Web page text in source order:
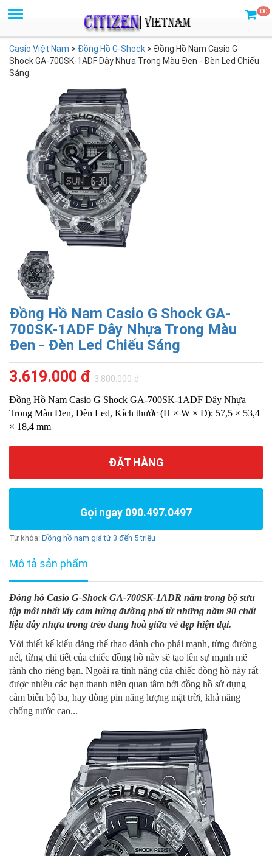
00
Casio Việt Nam > Đồng Hồ G-Shock > Đồng Hồ Nam Casio G
Shock GA-700SK-1ADF Dây Nhựa Trong Màu Đen - Đèn Led Chiếu
Sáng
Đồng Hồ Nam Casio G Shock GA-
700SK-1ADF Dây Nhựa Trong Màu
Đen - Đèn Led Chiếu Sáng
3.619.000 đ 3.800.000 đ
Đồng Hồ Nam Casio G Shock GA-700SK-1ADF Dây Nhựa
Trong Màu Đen, Đèn Led, Kích thước (H × W × D): 57,5 ​​× 53,4
× 18,4 mm
ĐẶT HÀNG
Gọi ngay 090.497.0497
Từ khóa: Đồng hồ nam giá từ 3 đến 5 triệu
Mô tả sản phẩm
Đồng hồ Casio G-Shock GA-700SK-1ADR nằm trong bộ sưu
tập mới nhất lấy cảm hứng đường phố từ những năm 90 chất
liệu dây nhựa trong trẻo dung hoà giữa vẻ đẹp hiện đại.
Với thiết kế kiểu dáng thể thao dành cho phái mạnh, từng đường
nét, từng chi tiết của chiếc đồng hồ này sẽ tạo lên sự mạnh mẽ
rành cho riêng bạn. Ngoài ra tính năng của chiếc đồng hồ này rất
được nhiều các bạn thanh niên quan tâm bởi đồng hồ sử dụng
cảm biến bộ ba, hay dòng pin năng lượng mặt trời, khả năng
chống nước cao...